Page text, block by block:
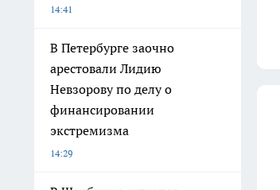
14:41
В Петербурге заочно
арестовали Лидию
Невзорову по делу о
финансировании
экстремизма
14:29